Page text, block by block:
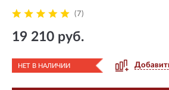
(7)
19 210 руб.
НЕТ В НАЛИЧИИ